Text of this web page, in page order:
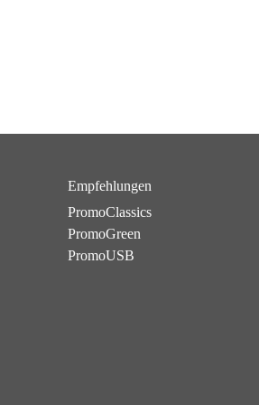
Empfehlungen
PromoClassics
PromoGreen
PromoUSB